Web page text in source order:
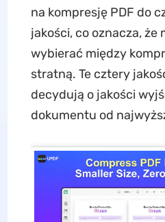
na kompresję PDF do
jakości, co oznacza, że
wybierać między
stratną. Te cztery
decydują o jakości
dokumentu od